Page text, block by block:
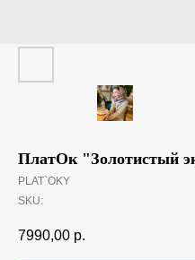
ПлатОк "Золотистый
PLAT`OKY
SKU:
7990,00 р.